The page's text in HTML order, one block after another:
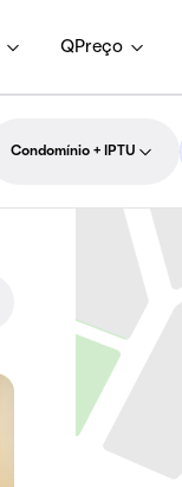
QPreço
Condomínio + IPTU